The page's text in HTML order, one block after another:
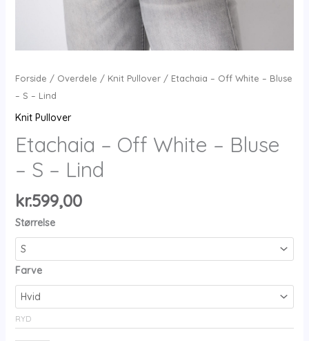
Forside / Overdele / Knit Pullover/ Etachaia – Off White – Bluse
– S – Lind
Knit Pullover
Etachaia – Off White – Bluse
– S – Lind
kr.599,00
Størrelse
Farve
RYD